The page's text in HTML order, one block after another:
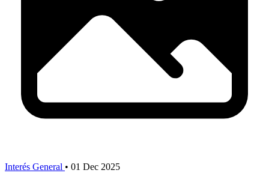
Interés General • 01 Dec 2025